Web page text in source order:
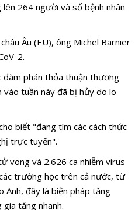
264 người và số bệnh nhân
Âu (EU), ông Michel Barnier
2.
phán thỏa thuận thương
vào tuần này đã bị hủy do lo
biết "đang tìm các cách thức
trực tuyến".
vong và 2.626 ca nhiễm virus
trường học trên cả nước, từ
Anh, đây là biện pháp tăng
tăng nhanh.